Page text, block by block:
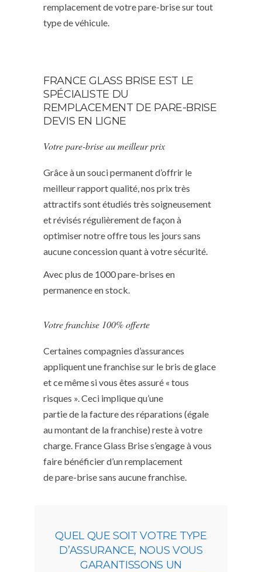
remplacement de votre pare-brise sur tout
type de véhicule.
FRANCE GLASS BRISE EST LE
SPÉCIALISTE DU
REMPLACEMENT DE PARE-BRISE
DEVIS EN LIGNE
Votre pare-brise au meilleur prix
Grâce à un souci permanent d’offrir le
meilleur rapport qualité, nos prix très
attractifs sont étudiés très soigneusement
et révisés régulièrement de façon à
optimiser notre offre tous les jours sans
aucune concession quant à votre sécurité.
Avec plus de 1000 pare-brises en
permanence en stock.
Votre franchise 100% offerte
Certaines compagnies d’assurances
appliquent une franchise sur le bris de glace
et ce même si vous êtes assuré « tous
risques ». Ceci implique qu’une
partie de la facture des réparations (égale
au montant de la franchise) reste à votre
charge. France Glass Brise s’engage à vous
faire bénéficier d’un remplacement
de pare-brise sans aucune franchise.
QUEL QUE SOIT VOTRE TYPE
D’ASSURANCE, NOUS VOUS
GARANTISSONS UN